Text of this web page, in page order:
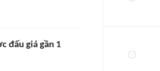
đấu giá gần 1